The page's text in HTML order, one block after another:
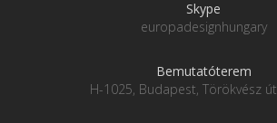
Skype
europadesignhungary
Bemutatóterem
H-1025, Budapest, Törökvész